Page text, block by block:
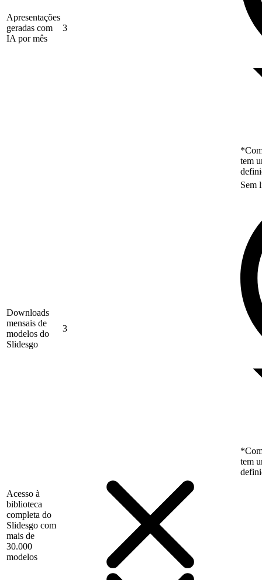
Apresentações
geradas com
IA por mês
3
tem
Downloads
mensais de
modelos do
Slidesgo
3
Sem
tem
Acesso à
biblioteca
completa do
Slidesgo com
mais de
30.000
modelos